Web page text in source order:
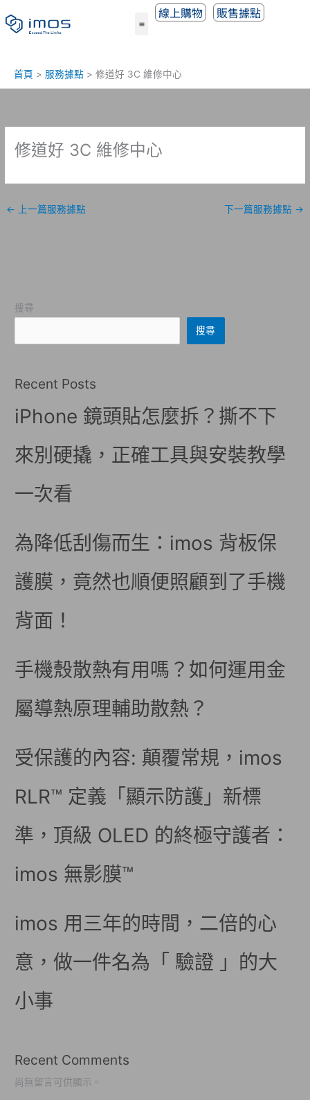
至
線上購物 販售據點
首頁 服務據點 修道好 3C 維修中心
修道好 3C 維修中心
← 上一篇服務據點 下一篇服務據點 →
搜尋
搜尋
Recent Posts
iPhone 鏡頭貼怎麼拆？撕不下
來別硬撬，正確工具與安裝教學
一次看
為降低刮傷而生：imos 背板保
護膜，竟然也順便照顧到了手機
背面！
手機殼散熱有用嗎？如何運用金
屬導熱原理輔助散熱？
受保護的內容: 顛覆常規，imos
RLR™ 定義「顯示防護」新標
準，頂級 OLED 的終極守護者：
imos 無影膜™
imos 用三年的時間，二倍的心
意，做一件名為「 驗證 」的大
小事
Recent Comments
尚無留言可供顯示。